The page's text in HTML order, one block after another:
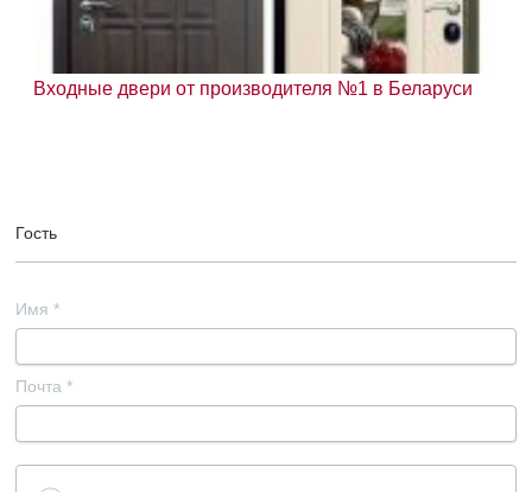
Входные двери от производителя №1 в Беларуси
Гость
Имя *
Почта *